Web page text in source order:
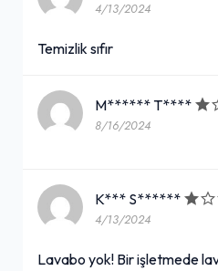
4/13/2024
Temizlik sıfır
M****** T****
8/16/2024
K*** S******
4/13/2024
Lavabo yok! Bir işletmede